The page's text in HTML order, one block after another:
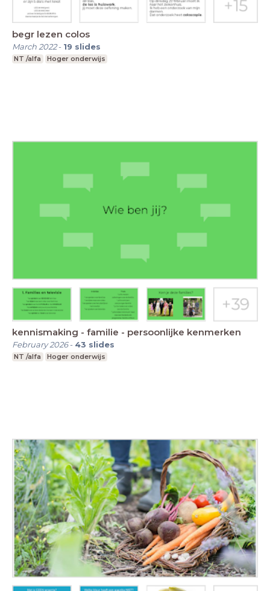
begr lezen colos
March 2022- 19 slides
NT /alfa Hoger onderwijs
kennismaking - familie - persoonlijke kenmerken
February 2026- 43 slides
NT /alfa Hoger onderwijs